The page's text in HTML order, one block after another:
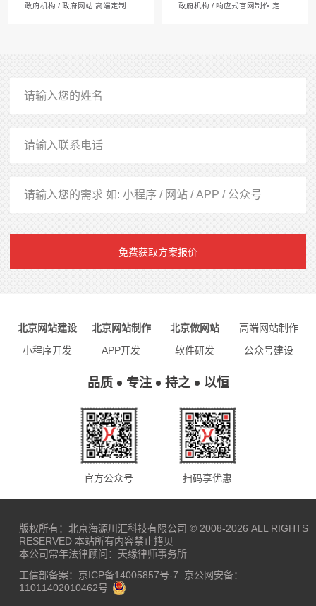
政府机构 / 政府网站 高端定制
免费获取方案报价
北京网站建设 北京网站制作 北京做网站
高端网站制作
小程序开发
APP开发 软件研发 公众号建设
品质 专注 持之 以恒
官方公众号 扫码享优惠
版权所有：北京海源川汇科技有限公司 © 2008-2026 ALL RIGHTS
RESERVED 本站所有内容禁止拷贝
本公司常年法律顾问：天缘律师事务所
工信部备案： 京ICP备14005857号-7 京公网安备：
11011402010462号